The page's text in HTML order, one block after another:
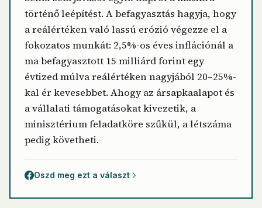
történő leépítést. A befagyasztás hagyja, hogy
a reálértéken való lassú erózió végezze el a
fokozatos munkát: 2,5%-os éves inflációnál a
ma befagyasztott 15 milliárd forint egy
évtized múlva reálértéken nagyjából 20–25%-
kal ér kevesebbet. Ahogy az ársapkaalapot és
a vállalati támogatásokat kivezetik, a
minisztérium feladatköre szűkül, a létszáma
pedig követheti.
Oszd meg ezt a választ